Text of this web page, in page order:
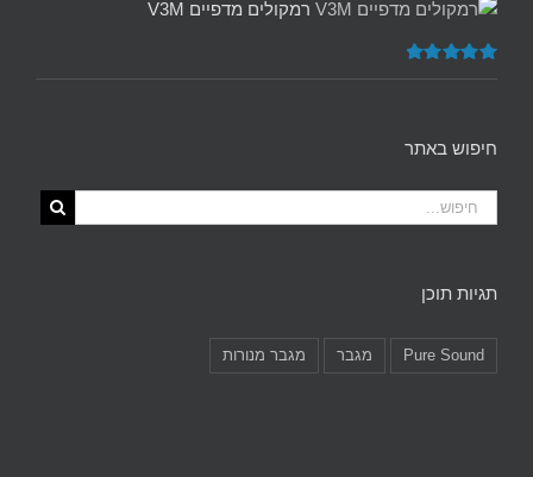
רמקולים מדפיים V3M
דורג5.00
חיפוש באתר
תגיות תוכן
Pure Sound מגבר מגבר מנורות